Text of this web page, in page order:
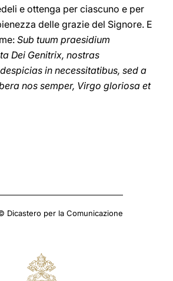
e ottenga per ciascuno e per
delle grazie del Signore. E
Sub tuum praesidium
Dei Genitrix, nostras
in necessitatibus, sed a
nos semper, Virgo gloriosa et
Dicastero per la Comunicazione